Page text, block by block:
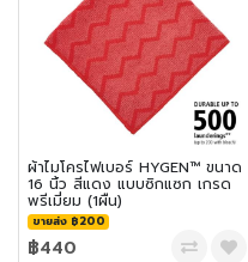
ผ้าไมโครไฟเบอร์ HYGEN™ ขนาด
16 นิ้ว สีแดง แบบซิกแซก เกรด
พรีเมี่ยม (1ผืน)
ขายส่ง ฿200
฿440